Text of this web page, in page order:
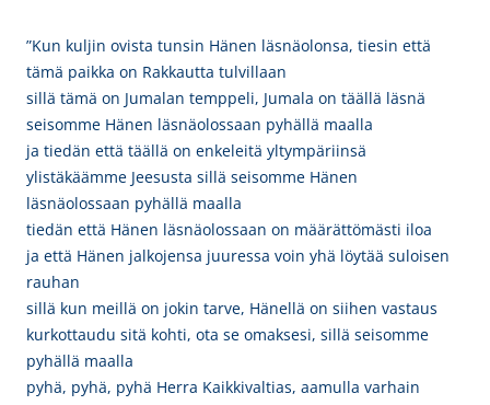
”Kun kuljin ovista tunsin Hänen läsnäolonsa, tiesin että
tämä paikka on Rakkautta tulvillaan
sillä tämä on Jumalan temppeli, Jumala on täällä läsnä
seisomme Hänen läsnäolossaan pyhällä maalla
ja tiedän että täällä on enkeleitä yltympäriinsä
ylistäkäämme Jeesusta sillä seisomme Hänen
läsnäolossaan pyhällä maalla
tiedän että Hänen läsnäolossaan on määrättömästi iloa
ja että Hänen jalkojensa juuressa voin yhä löytää suloisen
rauhan
sillä kun meillä on jokin tarve, Hänellä on siihen vastaus
kurkottaudu sitä kohti, ota se omaksesi, sillä seisomme
pyhällä maalla
pyhä, pyhä, pyhä Herra Kaikkivaltias, aamulla varhain